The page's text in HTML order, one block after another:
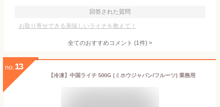
回答された質問
お取り寄せできる美味しいライチを教えて！
全てのおすすめコメント (1件) >
no. 13
【冷凍】中国ライチ 500G (ミホウジャパン/フルーツ) 業務用